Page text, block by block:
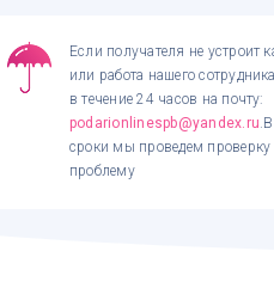
Если получателя не устроит
или работа нашего
в течение 24 часов на почту:
podarionlinespb@yandex.ru
сроки мы проведем
проблему